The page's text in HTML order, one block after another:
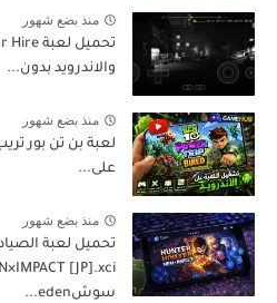
منذ بضع شهور
والاندرويد بدون...
منذ بضع شهور
لعبة بن تن بور
على...
منذ بضع شهور
سوشeden...